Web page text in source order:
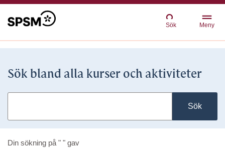
Sök Meny
Sök bland alla kurser och aktiviteter
Sök
Din sökning på " " gav